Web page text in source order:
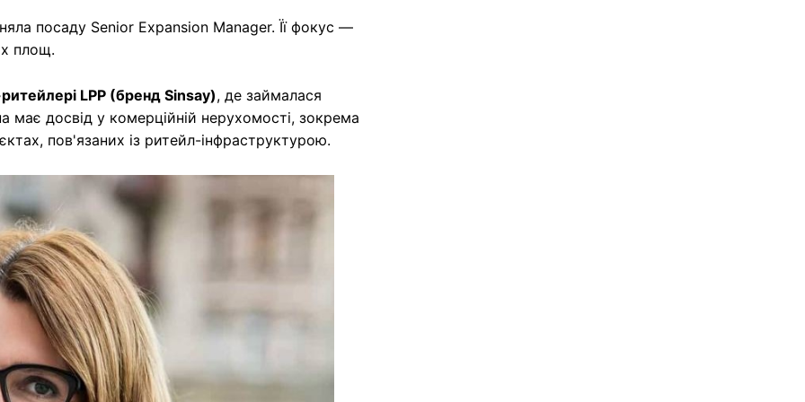
посаду Senior Expansion Manager. Її фокус —
площ.
LPP (бренд Sinsay), де займалася
має досвід у комерційній нерухомості, зокрема
пов'язаних із ритейл-інфраструктурою.